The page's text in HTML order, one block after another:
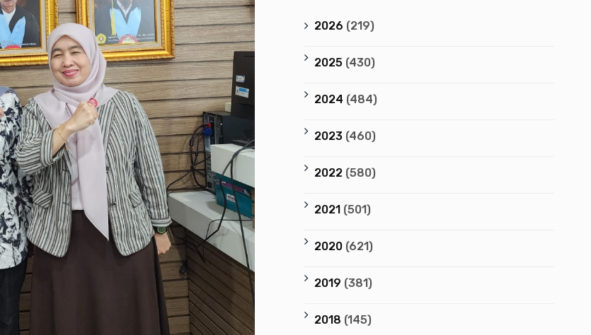
2026 (219)
2025(430)
2024 (484)
2023(460)
2022(580)
2021(501)
2020(621)
2019 (381)
2018 (145)